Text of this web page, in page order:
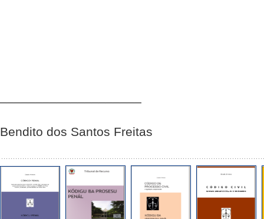
Bendito dos Santos Freitas